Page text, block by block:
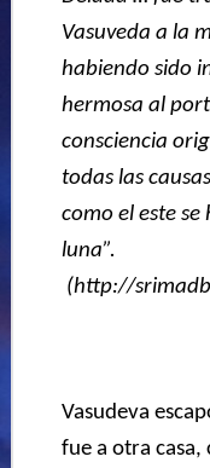
Vasuveda a la
habiendo sido
hermosa al
consciencia
todas las
como el este
luna”.
(http://
Vasudeva
fue a otra casa,